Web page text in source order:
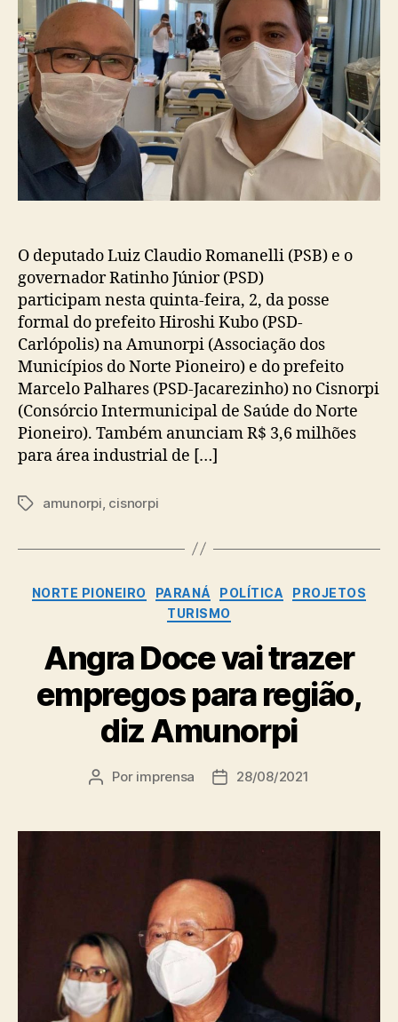
O deputado Luiz Claudio Romanelli (PSB) e o
governador Ratinho Júnior (PSD)
participam nesta quinta-feira, 2, da posse
formal do prefeito Hiroshi Kubo (PSD-
Carlópolis) na Amunorpi (Associação dos
Municípios do Norte Pioneiro) e do prefeito
Marcelo Palhares (PSD-Jacarezinho) no Cisnorpi
(Consórcio Intermunicipal de Saúde do Norte
Pioneiro). Também anunciam R$ 3,6 milhões
para área industrial de […]
Tagsamunorpi, cisnorpi
Categorias
NORTE PIONEIRO PARANÁ POLÍTICA
PROJETOS
TURISMO
Angra Doce vai trazer
empregos para região,
diz Amunorpi
Autor
Por imprensa
Data28/08/2021